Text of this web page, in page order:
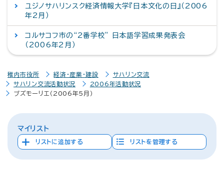
ユジノサハリンスク経済情報大学『日本文化の日』（2006
年2月）
コルサコフ市の“2番学校” 日本語学習成果発表会
（2006年2月）
稚内市役所 経済・産業・建設
サハリン交流
サハリン交流活動状況
2006年活動状況
ブズモーリエ（2006年5月）
マイリスト
リストに追加する リストを管理する